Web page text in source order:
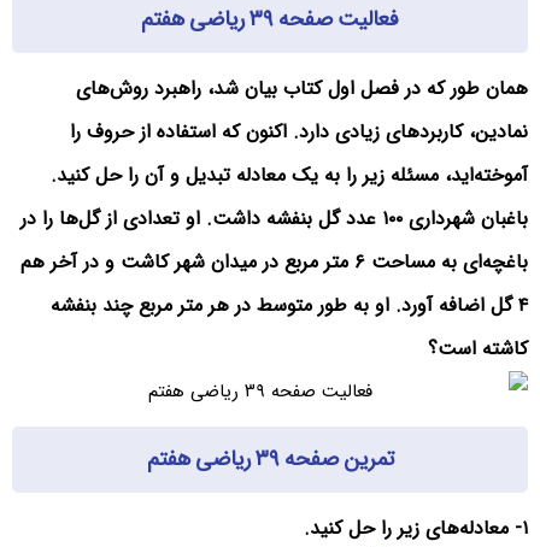
فعالیت صفحه ۳۹ ریاضی هفتم
همان طور که در فصل اول کتاب بیان شد، راهبرد روش‌های
نمادین، کاربردهای زیادی دارد. اکنون که استفاده از حروف را
آموخته‌اید، مسئله زیر را به یک معادله تبدیل و آن را حل کنید.
باغبان شهرداری ۱۰۰ عدد گل بنفشه داشت. او تعدادی از گل‌ها را در
باغچه‌ای به مساحت ۶ متر مربع در میدان شهر کاشت و در آخر هم
۴ گل اضافه آورد. او به طور متوسط در هر متر مربع چند بنفشه
کاشته است؟
تمرین صفحه ۳۹ ریاضی هفتم
۱- معادله‌های زیر را حل کنید.